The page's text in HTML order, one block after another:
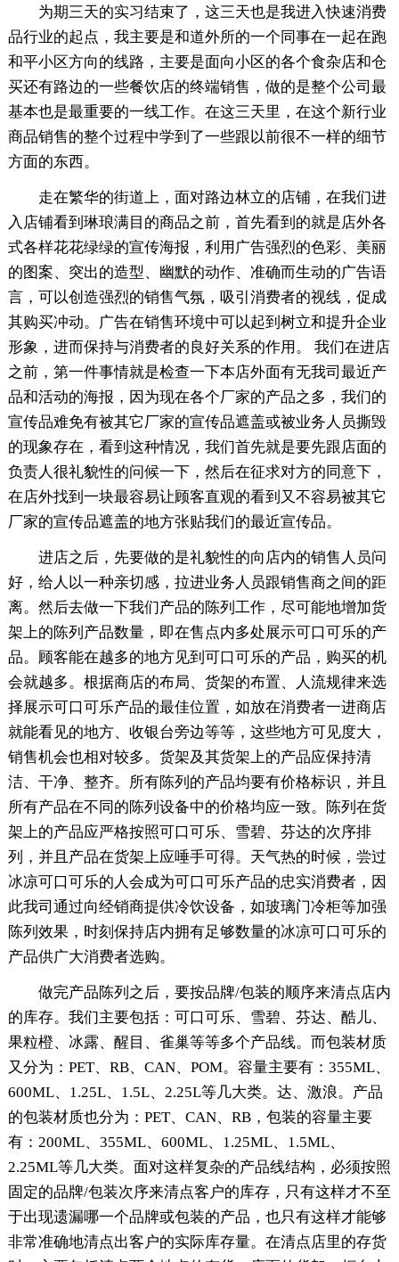
为期三天的实习结束了，这三天也是我进入快速消费
品行业的起点，我主要是和道外所的一个同事在一起在跑
和平小区方向的线路，主要是面向小区的各个食杂店和仓
买还有路边的一些餐饮店的终端销售，做的是整个公司最
基本也是最重要的一线工作。在这三天里，在这个新行业
商品销售的整个过程中学到了一些跟以前很不一样的细节
方面的东西。
走在繁华的街道上，面对路边林立的店铺，在我们进
入店铺看到琳琅满目的商品之前，首先看到的就是店外各
式各样花花绿绿的宣传海报，利用广告强烈的色彩、美丽
的图案、突出的造型、幽默的动作、准确而生动的广告语
言，可以创造强烈的销售气氛，吸引消费者的视线，促成
其购买冲动。广告在销售环境中可以起到树立和提升企业
形象，进而保持与消费者的良好关系的作用。 我们在进店
之前，第一件事情就是检查一下本店外面有无我司最近产
品和活动的海报，因为现在各个厂家的产品之多，我们的
宣传品难免有被其它厂家的宣传品遮盖或被业务人员撕毁
的现象存在，看到这种情况，我们首先就是要先跟店面的
负责人很礼貌性的问候一下，然后在征求对方的同意下，
在店外找到一块最容易让顾客直观的看到又不容易被其它
厂家的宣传品遮盖的地方张贴我们的最近宣传品。
进店之后，先要做的是礼貌性的向店内的销售人员问
好，给人以一种亲切感，拉进业务人员跟销售商之间的距
离。然后去做一下我们产品的陈列工作，尽可能地增加货
架上的陈列产品数量，即在售点内多处展示可口可乐的产
品。顾客能在越多的地方见到可口可乐的产品，购买的机
会就越多。根据商店的布局、货架的布置、人流规律来选
择展示可口可乐产品的最佳位置，如放在消费者一进商店
就能看见的地方、收银台旁边等等，这些地方可见度大，
销售机会也相对较多。货架及其货架上的产品应保持清
洁、干净、整齐。所有陈列的产品均要有价格标识，并且
所有产品在不同的陈列设备中的价格均应一致。陈列在货
架上的产品应严格按照可口可乐、雪碧、芬达的次序排
列，并且产品在货架上应唾手可得。天气热的时候，尝过
冰凉可口可乐的人会成为可口可乐产品的忠实消费者，因
此我司通过向经销商提供冷饮设备，如玻璃门冷柜等加强
陈列效果，时刻保持店内拥有足够数量的冰凉可口可乐的
产品供广大消费者选购。
做完产品陈列之后，要按品牌/包装的顺序来清点店内
的库存。我们主要包括：可口可乐、雪碧、芬达、酷儿、
果粒橙、冰露、醒目、雀巢等等多个产品线。而包装材质
又分为：PET、RB、CAN、POM。容量主要有：355ML、
600ML、1.25L、1.5L、2.25L等几大类。达、激浪。产品
的包装材质也分为：PET、CAN、RB，包装的容量主要
有：200ML、355ML、600ML、1.25ML、1.5ML、
2.25ML等几大类。面对这样复杂的产品线结构，必须按照
固定的品牌/包装次序来清点客户的库存，只有这样才不至
于出现遗漏哪一个品牌或包装的产品，也只有这样才能够
非常准确地清点出客户的实际库存量。在清点店里的存货